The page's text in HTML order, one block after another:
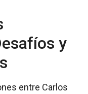
y
entre Carlos